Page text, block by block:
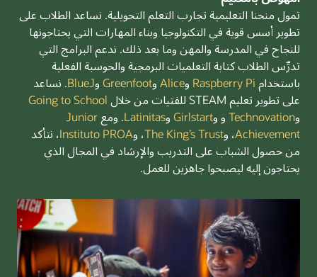
تمول منحنا التعليمية تجارب التعلم التحويلية. نساعد الطلاب على
تطوير أسس قوية في التكنولوجيا وبناء المهارات التي يحتاجونها
للنجاح في المدرسة والمهن وما بعد ذلك. ندعم البرامج التي
تدرِّس الطلاب كتابة التعلميات البرمجية والحوسبة الفعلية
باستخدام Raspberry Pi وAlice وGreenfoot وBlueJ. نساعد
على تطوير تعليم STEAM للفتيات من خلال
Going to School
وTechnovation و وGirlstart وLatinitas. ومع Junior
Achievement، وThe King’s Trust، وInstituto PROA، نتأكد
من حصول الشباب على التدريب والإرشاد في المجال الذي
يحتاجون إليه ليصبحوا جاهزين للعمل.